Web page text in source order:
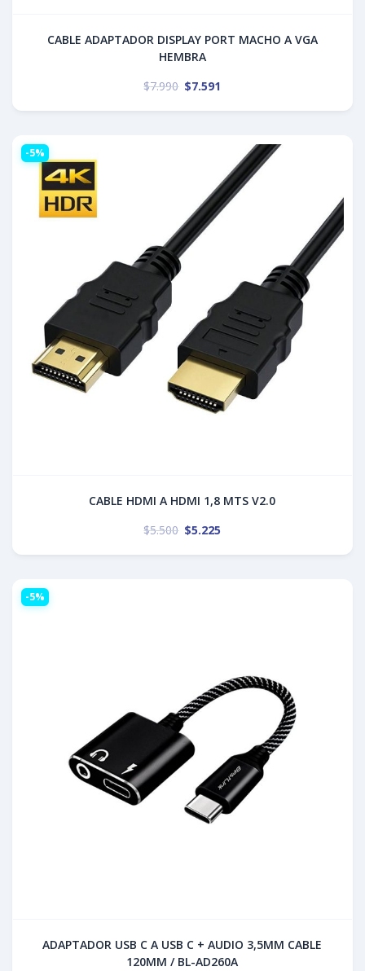
CABLE ADAPTADOR DISPLAY PORT MACHO A VGA
HEMBRA
$7.990 $7.591
-5%
CABLE HDMI A HDMI 1,8 MTS V2.0
$5.500 $5.225
-5%
ADAPTADOR USB C A USB C + AUDIO 3,5MM CABLE
120MM / BL-AD260A